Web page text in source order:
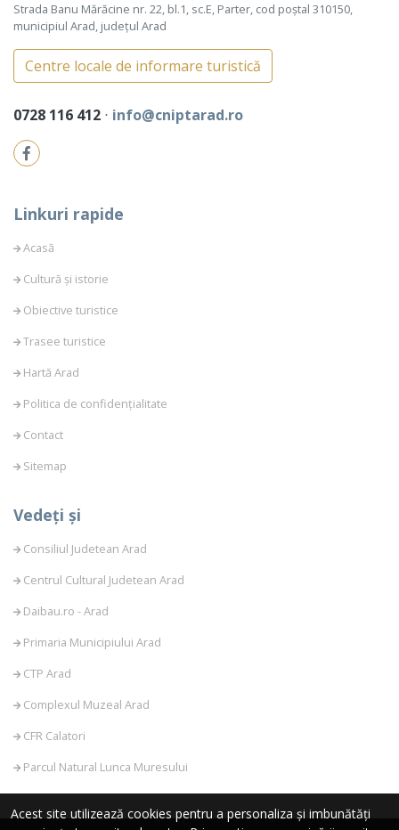
Strada Banu Mărăcine nr. 22, bl.1, sc.E, Parter, cod poștal 310150,
municipiul Arad, județul Arad
Centre locale de informare turistică
0728 116 412 ⋅ info@cniptarad.ro
Linkuri rapide
Acasă
Cultură și istorie
Obiective turistice
Trasee turistice
Hartă Arad
Politica de confidențialitate
Contact
Sitemap
Vedeți și
Consiliul Judetean Arad
Centrul Cultural Judetean Arad
Daibau.ro - Arad
Primaria Municipiului Arad
CTP Arad
Complexul Muzeal Arad
CFR Calatori
Parcul Natural Lunca Muresului
Acest site utilizează cookies pentru a personaliza și imbunătăți